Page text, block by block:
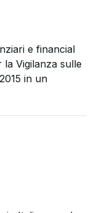
e financial
Vigilanza sulle
in un